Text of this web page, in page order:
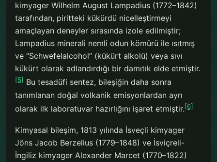
kimyager Wilhelm August Lampadius (1772–1842)
tarafından, piritteki kükürdü nicelleştirmeyi
amaçlayan deneyler sırasında izole edilmiştir;
Lampadius minerali nemli odun kömürü ile ısıtmış
ve “Schwefelalcohol” (kükürt alkolü) veya sıvı
kükürt olarak adlandırdığı bir damıtık elde etmiştir.
[5] Bu tesadüfi sentez, bileşiğin daha sonra
tanımlanan doğal volkanik emisyonlardan ayrı
olarak ilk laboratuvar hazırlığını işaret etmiştir.[6]
Kimyasal bileşim, 1813 yılında İsveçli kimyager
Jöns Jacob Berzelius (1779–1848) ve İsviçreli-
İngiliz kimyager Alexander Marcet (1770–1822)